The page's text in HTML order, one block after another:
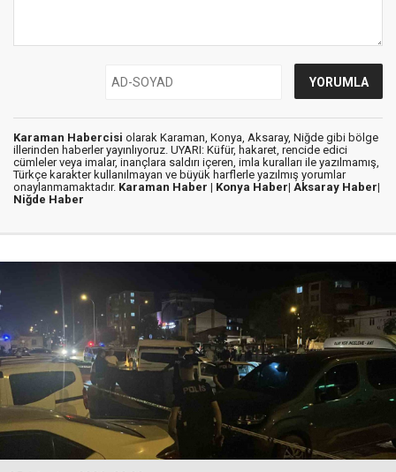
Karaman Habercisi olarak Karaman, Konya, Aksaray, Niğde gibi bölge
illerinden haberler yayınlıyoruz. UYARI: Küfür, hakaret, rencide edici
cümleler veya imalar, inançlara saldırı içeren, imla kuralları ile yazılmamış,
Türkçe karakter kullanılmayan ve büyük harflerle yazılmış yorumlar
onaylanmamaktadır. Karaman Haber | Konya Haber| Aksaray Haber|
Niğde Haber